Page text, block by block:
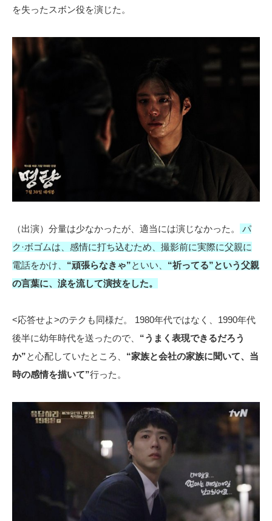
を失ったスボン役を演じた。
（出演）分量は少なかったが、適当には演じなかった。
パ
ク·ボゴムは、感情に打ち込むため、撮影前に実際に父親に
電話をかけ、 “頑張らなきゃ”といい、 “祈ってる”という父親
の言葉に、涙を流して演技をした。
<応答せよ>のテクも同様だ。 1980年代ではなく、1990年代
後半に幼年時代を送ったので、 “うまく表現できるだろう
か”と心配していたところ、 “家族と会社の家族に聞いて、当
時の感情を描いて”行った。